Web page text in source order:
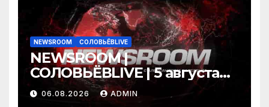
NEWSROOM СОЛОВЬЁВLIVE
NEWSROOM |
СОЛОВЬЁВLIVE | 5 августа
2026 года
06.08.2026 ADMIN